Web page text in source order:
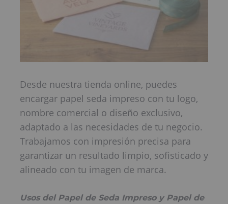
Desde nuestra tienda online, puedes
encargar papel seda impreso con tu logo,
nombre comercial o diseño exclusivo,
adaptado a las necesidades de tu negocio.
Trabajamos con impresión precisa para
garantizar un resultado limpio, sofisticado y
alineado con tu imagen de marca.
Usos del Papel de Seda Impreso y Papel de